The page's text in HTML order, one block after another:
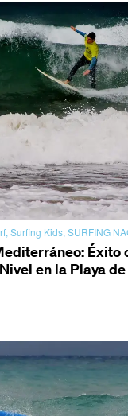
, Surfing Kids, SURFING
Éxito
en la Playa